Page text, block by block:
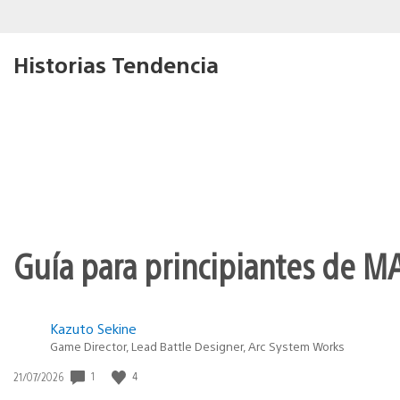
Historias Tendencia
Guía para principiantes de
Kazuto Sekine
Game Director, Lead Battle Designer, Arc System Works
Fecha
21/07/2026 1 4